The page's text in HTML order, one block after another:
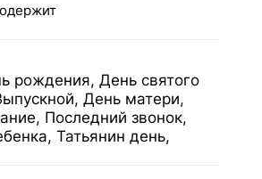
рождения, День святого
День матери,
Последний звонок,
Татьянин день,